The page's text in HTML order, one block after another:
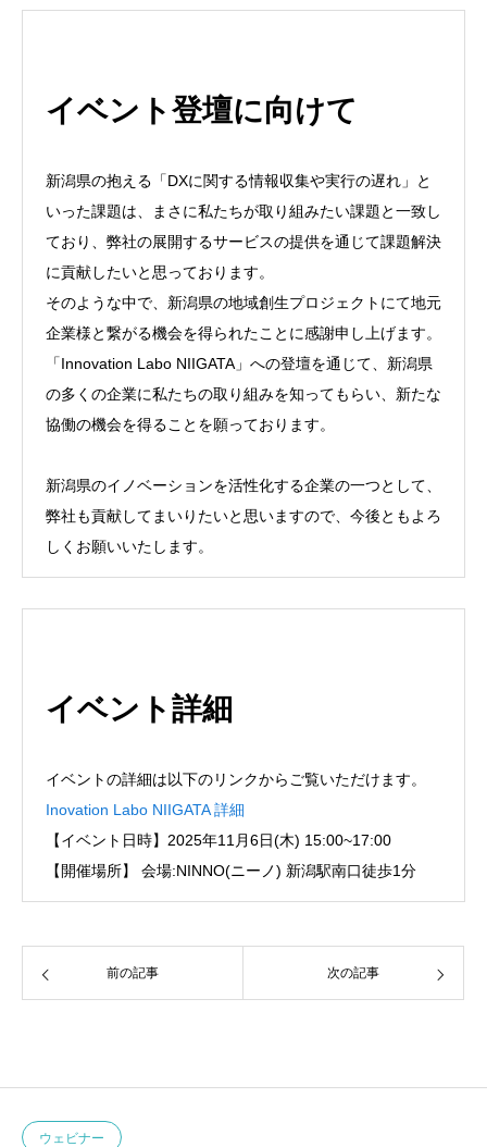
イベント登壇に向けて
新潟県の抱える「DXに関する情報収集や実行の遅れ」と
いった課題は、まさに私たちが取り組みたい課題と一致し
ており、弊社の展開するサービスの提供を通じて課題解決
に貢献したいと思っております。
そのような中で、新潟県の地域創生プロジェクトにて地元
企業様と繋がる機会を得られたことに感謝申し上げます。
「Innovation Labo NIIGATA」への登壇を通じて、新潟県
の多くの企業に私たちの取り組みを知ってもらい、新たな
協働の機会を得ることを願っております。
新潟県のイノベーションを活性化する企業の一つとして、
弊社も貢献してまいりたいと思いますので、今後ともよろ
しくお願いいたします。
イベント詳細
イベントの詳細は以下のリンクからご覧いただけます。
Inovation Labo NIIGATA 詳細
【イベント日時】2025年11月6日(木) 15:00~17:00
【開催場所】 会場:NINNO(ニーノ) 新潟駅南口徒歩1分
前の記事 次の記事
ウェビナー